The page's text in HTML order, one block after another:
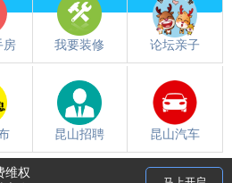
房 我要装修 论坛亲子
昆山招聘 昆山汽车
下载个昆山论坛APP吧~~
维权